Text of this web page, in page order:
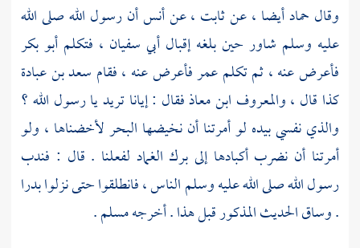
وقال حمادأيضا ، عنثابت ،عنأنسأن رسول الله صلى الله
عليه وسلم شاور حين بلغه إقبال أبي سفيان ، فتكلم أبو بكر
فأعرض عنه ، ثم تكلمعمرفأعرض عنه ، فقام سعد بن عبادة
كذا قال ، والمعروف ابن معاذفقال : إيانا تريد يا رسول الله ؟
والذي نفسي بيده لو أمرتنا أن نخيضها البحر لأخضناها ، ولو
أمرتنا أن نضرب أكبادها إلى برك الغماد لفعلنا . قال : فندب
رسول الله صلى الله عليه وسلم الناس ، فانطلقوا حتى نزلوابدرا
. وساق الحديث المذكور قبل هذا . أخرجهمسلم.